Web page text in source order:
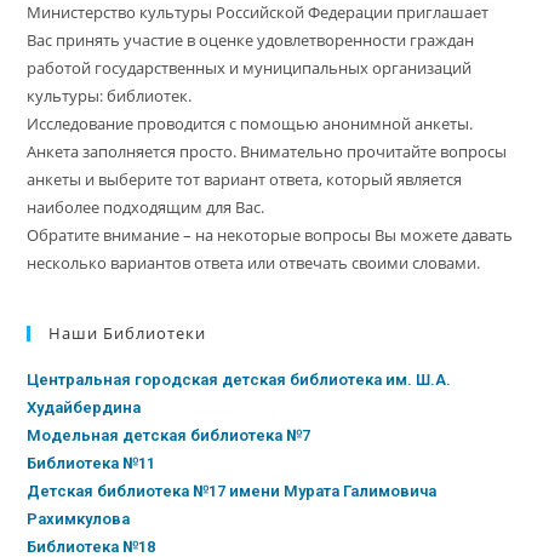
Министерство культуры Российской Федерации приглашает
Вас принять участие в оценке удовлетворенности граждан
работой государственных и муниципальных организаций
культуры: библиотек.
Исследование проводится с помощью анонимной анкеты.
Анкета заполняется просто. Внимательно прочитайте вопросы
анкеты и выберите тот вариант ответа, который является
наиболее подходящим для Вас.
Обратите внимание – на некоторые вопросы Вы можете давать
несколько вариантов ответа или отвечать своими словами.
Наши Библиотеки
Центральная городская детская библиотека им. Ш.А.
Худайбердина
Модельная детская библиотека №7
Библиотека №11
Детская библиотека №17 имени Мурата Галимовича
Рахимкулова
Библиотека №18